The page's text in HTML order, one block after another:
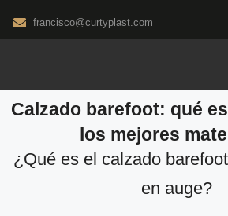
francisco@curtyplast.com
Calzado barefoot: qué
los mejores
¿Qué es el calzado
en auge?